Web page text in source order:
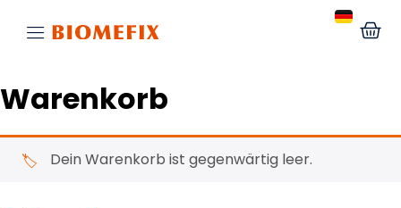
Warenkorb
Dein Warenkorb ist gegenwärtig leer.